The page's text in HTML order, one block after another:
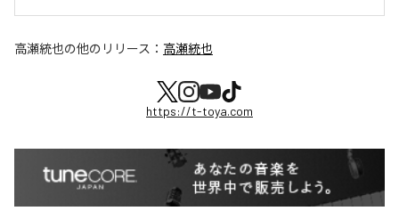
高瀬統也の他のリリース： 高瀬統也
https://t-toya.com